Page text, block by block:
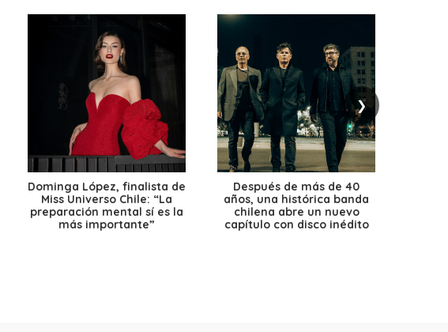
❯
Dominga López, finalista de
Miss Universo Chile: “La
preparación mental sí es la
más importante”
Después de más de 40
años, una histórica banda
chilena abre un nuevo
capítulo con disco inédito